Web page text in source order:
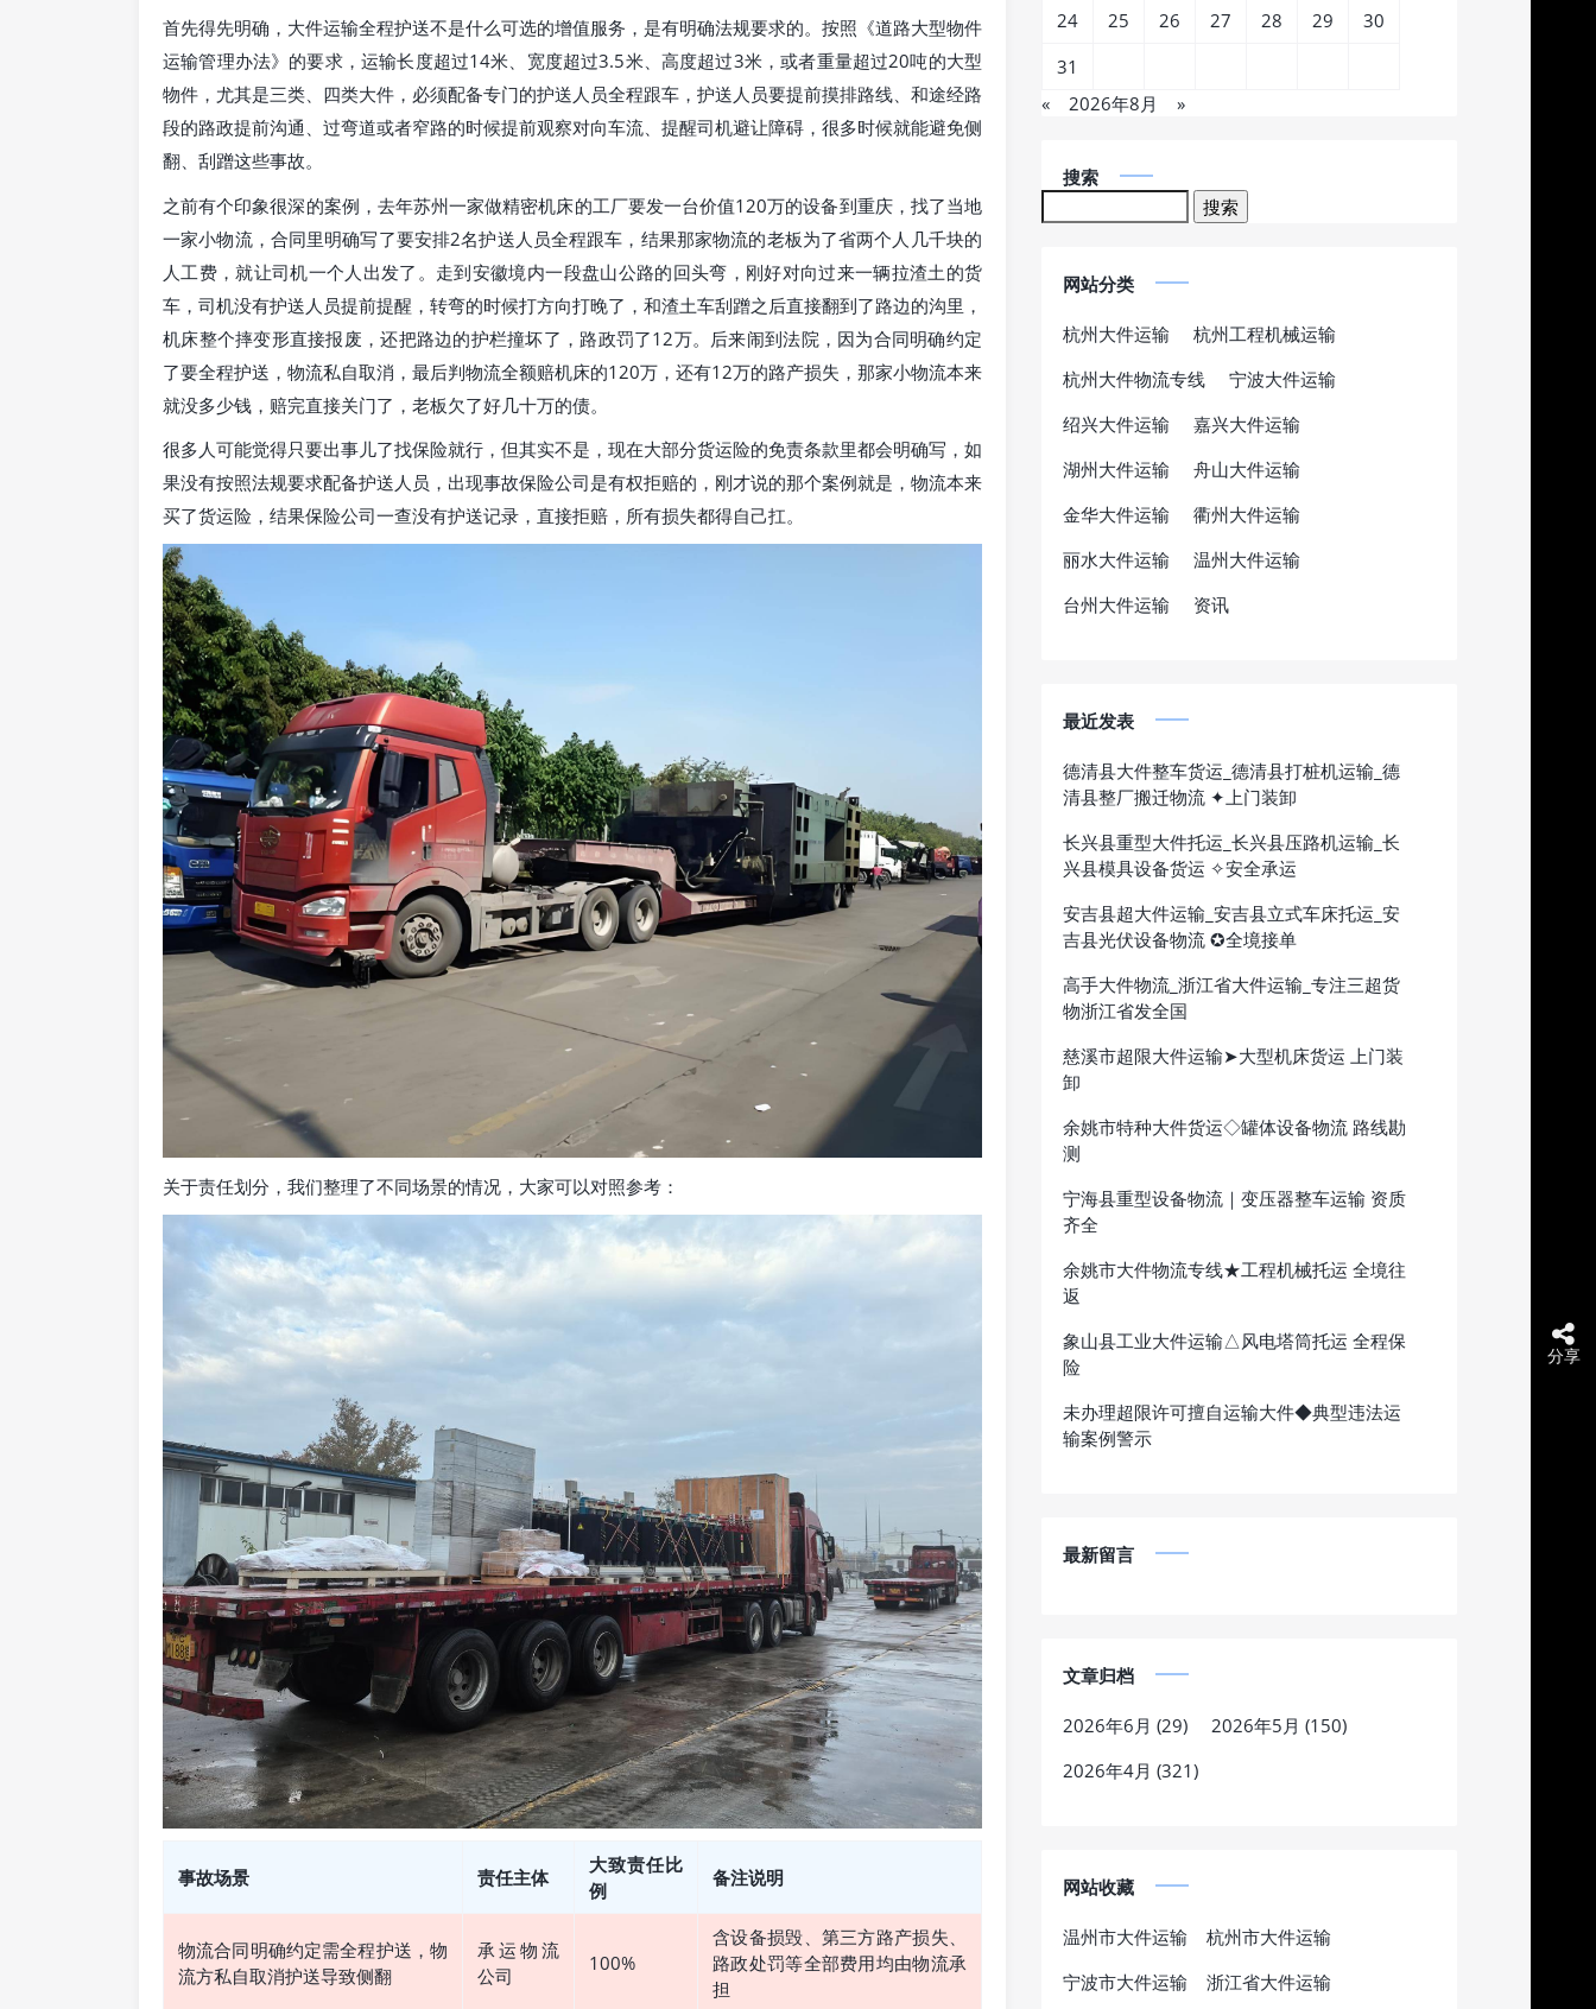
首先得先明确，大件运输全程护送不是什么可选的增值服务，是有明确法规要求的。按照《道路大型物件
运输管理办法》的要求，运输长度超过14米、宽度超过3.5米、高度超过3米，或者重量超过20吨的大型
物件，尤其是三类、四类大件，必须配备专门的护送人员全程跟车，护送人员要提前摸排路线、和途经路
段的路政提前沟通、过弯道或者窄路的时候提前观察对向车流、提醒司机避让障碍，很多时候就能避免侧
翻、刮蹭这些事故。
之前有个印象很深的案例，去年苏州一家做精密机床的工厂要发一台价值120万的设备到重庆，找了当地
一家小物流，合同里明确写了要安排2名护送人员全程跟车，结果那家物流的老板为了省两个人几千块的
人工费，就让司机一个人出发了。走到安徽境内一段盘山公路的回头弯，刚好对向过来一辆拉渣土的货
车，司机没有护送人员提前提醒，转弯的时候打方向打晚了，和渣土车刮蹭之后直接翻到了路边的沟里，
机床整个摔变形直接报废，还把路边的护栏撞坏了，路政罚了12万。后来闹到法院，因为合同明确约定
了要全程护送，物流私自取消，最后判物流全额赔机床的120万，还有12万的路产损失，那家小物流本来
就没多少钱，赔完直接关门了，老板欠了好几十万的债。
很多人可能觉得只要出事儿了找保险就行，但其实不是，现在大部分货运险的免责条款里都会明确写，如
果没有按照法规要求配备护送人员，出现事故保险公司是有权拒赔的，刚才说的那个案例就是，物流本来
买了货运险，结果保险公司一查没有护送记录，直接拒赔，所有损失都得自己扛。
关于责任划分，我们整理了不同场景的情况，大家可以对照参考：
事故场景 责任主体
大致责任比
例
备注说明
物流合同明确约定需全程护送，物
流方私自取消护送导致侧翻
承运物流
公司
100%
含设备损毁、第三方路产损失、
路政处罚等全部费用均由物流承
担
« 2026年8月 »
24 25 26 27 28 29
30
31
搜索
网站分类
杭州大件运输
杭州工程机械运输
杭州大件物流专线
宁波大件运输
绍兴大件运输
嘉兴大件运输
湖州大件运输
舟山大件运输
金华大件运输
衢州大件运输
丽水大件运输
温州大件运输
台州大件运输
资讯
最近发表
德清县大件整车货运_德清县打桩机运输_德
清县整厂搬迁物流 ✦上门装卸
长兴县重型大件托运_长兴县压路机运输_长
兴县模具设备货运 ✧安全承运
安吉县超大件运输_安吉县立式车床托运_安
吉县光伏设备物流 ✪全境接单
高手大件物流_浙江省大件运输_专注三超货
物浙江省发全国
慈溪市超限大件运输➤大型机床货运 上门装
卸
余姚市特种大件货运◇罐体设备物流 路线勘
测
宁海县重型设备物流｜变压器整车运输 资质
齐全
余姚市大件物流专线★工程机械托运 全境往
返
象山县工业大件运输△风电塔筒托运 全程保
险
未办理超限许可擅自运输大件◆典型违法运
输案例警示
最新留言
文章归档
2026年6月 (29)
2026年5月 (150)
2026年4月 (321)
网站收藏
温州市大件运输
杭州市大件运输
宁波市大件运输
浙江省大件运输
分享